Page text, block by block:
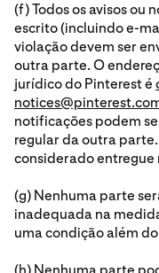
(f) Todos os avisos ou
escrito (incluindo e-
violação devem ser
outra parte. O
jurídico do Pinterest é
notificações podem
regular da outra
considerado entregue
(g) Nenhuma parte
inadequada na
uma condição além